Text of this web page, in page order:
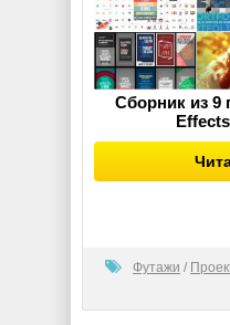
Сборник из 9
Футажи /